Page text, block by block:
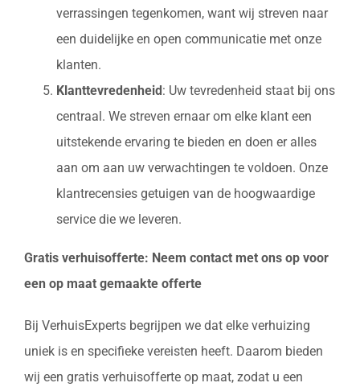
verrassingen tegenkomen, want wij streven naar
een duidelijke en open communicatie met onze
klanten.
Klanttevredenheid : Uw tevredenheid staat bij ons
centraal. We streven ernaar om elke klant een
uitstekende ervaring te bieden en doen er alles
aan om aan uw verwachtingen te voldoen. Onze
klantrecensies getuigen van de hoogwaardige
service die we leveren.
Gratis verhuisofferte: Neem contact met ons op voor
een op maat gemaakte offerte
Bij VerhuisExperts begrijpen we dat elke verhuizing
uniek is en specifieke vereisten heeft. Daarom bieden
wij een gratis verhuisofferte op maat, zodat u een